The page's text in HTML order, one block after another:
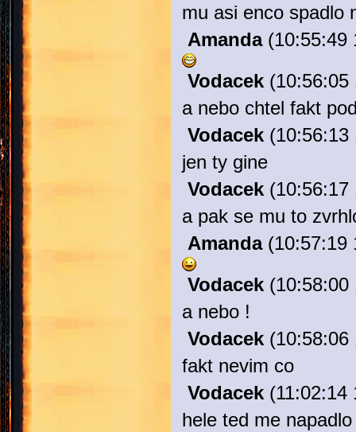
mu asi enco spadlo
Amanda(10:55:49
Vodacek(10:56:05
a nebo chtel fakt
Vodacek(10:56:13
jen ty gine
Vodacek(10:56:17
a pak se mu to
Amanda(10:57:19
Vodacek(10:58:00
a nebo !
Vodacek(10:58:06
fakt nevim co
Vodacek(11:02:14
hele ted me napadlo